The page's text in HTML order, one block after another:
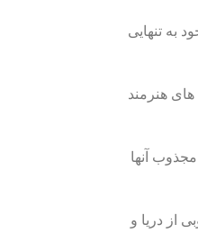
به تنهایی
هنرمند
آنها
از دریا و